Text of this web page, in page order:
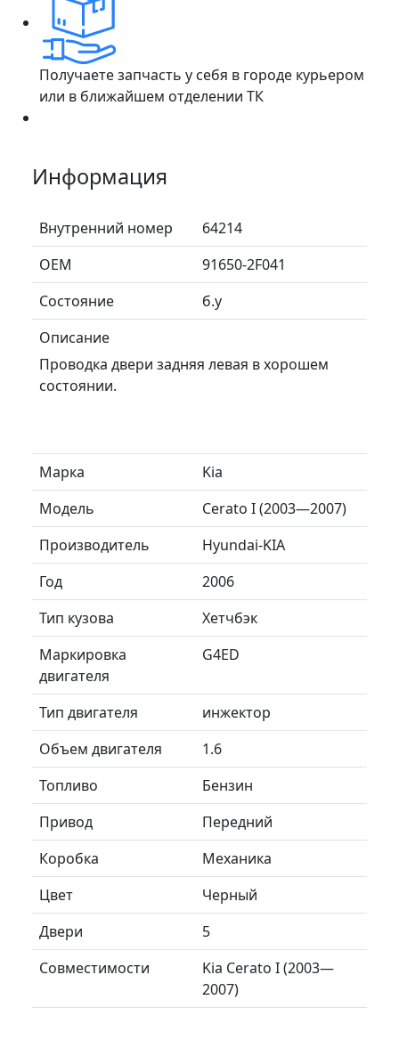
Получаете запчасть у себя в городе курьером
или в ближайшем отделении ТК
Информация
Внутренний номер
64214
ОЕМ
91650-2F041
Состояние
б.у
Описание
Проводка двери задняя левая в хорошем
состоянии.
Марка
Kia
Модель
Cerato I (2003—2007)
Производитель
Hyundai-KIA
Год
2006
Тип кузова
Хетчбэк
Маркировка
двигателя
G4ED
Тип двигателя
инжектор
Объем двигателя
1.6
Топливо
Бензин
Привод
Передний
Коробка
Механика
Цвет
Черный
Двери
5
Совместимости
Kia Cerato I (2003—
2007)